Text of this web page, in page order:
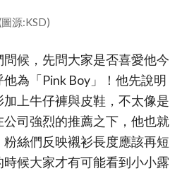
圖源:KSD)
候，先問大家是否喜愛他今
為「Pink Boy」！他先說明
上牛仔褲與皮鞋，不太像是
司強烈的推薦之下，他也就
絲們反映襯衫長度應該再短
候大家才有可能看到小小露